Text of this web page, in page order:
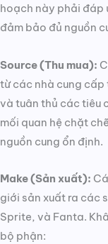
hoạch này phải đáp
đảm bảo đủ nguồn
Source (Thu mua):
từ các nhà cung
và tuân thủ các tiêu
mối quan hệ chặt
nguồn cung ổn định.
Make (Sản xuất):
giới sản xuất ra các
Sprite, và Fanta.
bộ phận: